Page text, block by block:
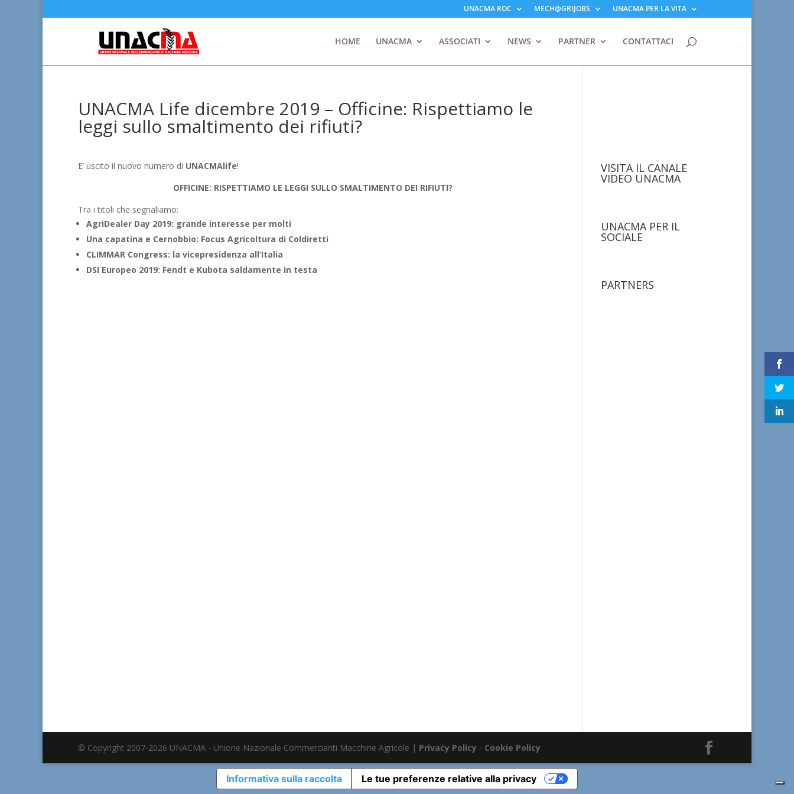
UNACMA ROC MECH@GRIJOBS UNACMA PER LA VITA
HOME UNACMA ASSOCIATI NEWS PARTNER CONTATTACI
UNACMA Life dicembre 2019 – Officine: Rispettiamo le
leggi sullo smaltimento dei rifiuti?
E’ uscito il nuovo numero di UNACMAlife!
OFFICINE: RISPETTIAMO LE LEGGI SULLO SMALTIMENTO DEI RIFIUTI?
Tra i titoli che segnaliamo:
AgriDealer Day 2019: grande interesse per molti
Una capatina e Cernobbio: Focus Agricoltura di Coldiretti
CLIMMAR Congress: la vicepresidenza all’Italia
DSI Europeo 2019: Fendt e Kubota saldamente in testa
VISITA IL CANALE
VIDEO UNACMA
UNACMA PER IL
SOCIALE
PARTNERS
© Copyright 2007-2026 UNACMA - Unione Nazionale Commercianti Macchine Agricole | Privacy Policy - Cookie Policy
Informativa sulla raccolta Le tue preferenze relative alla privacy